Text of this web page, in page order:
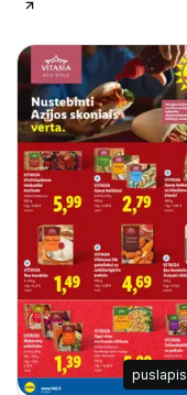
puslapis